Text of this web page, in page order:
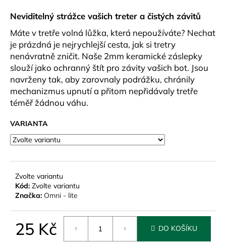
Neviditelný strážce vašich treter a čistých závitů
Máte v tretře volná lůžka, která nepoužíváte? Nechat
je prázdná je nejrychlejší cesta, jak si tretry
nenávratně zničit. Naše 2mm keramické záslepky
slouží jako ochranný štít pro závity vašich bot. Jsou
navrženy tak, aby zarovnaly podrážku, chránily
mechanizmus upnutí a přitom nepřidávaly tretře
téměř žádnou váhu.
VARIANTA
Zvolte variantu
Kód: Zvolte variantu
Značka: Omni - lite
25 Kč DO KOŠÍKU
a
j
í
t
?
D
o
p
o